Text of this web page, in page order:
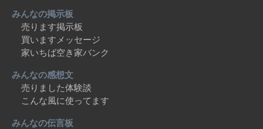
みんなの掲示板
売ります掲示板
買いますメッセージ
家いちば空き家バンク
みんなの感想文
売りました体験談
こんな風に使ってます
みんなの伝言板